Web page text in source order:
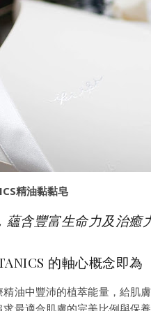
精油黏黏皂
蘊含豐富生命力及治癒
的軸心概念即為
油中豐沛的植萃能量，給肌
最適合肌膚的完美比例與保